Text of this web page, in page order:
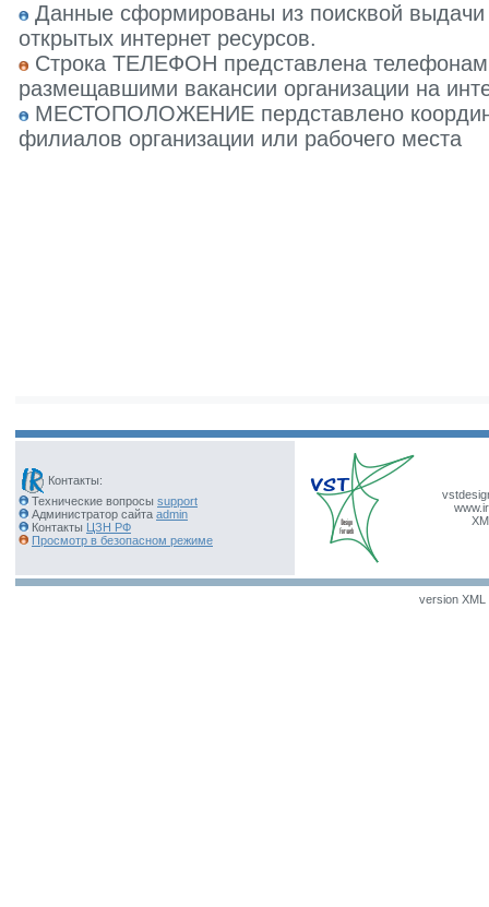
Данные сформированы из поисквой
открытых интернет ресурсов.
Строка ТЕЛЕФОН представлена
размещавшими вакансии организации на
МЕСТОПОЛОЖЕНИЕ пердставлено
филиалов организации или рабочего места
Контакты:
Технические вопросы support
Администратор сайта admin
Контакты ЦЗН РФ
Просмотр в безопасном режиме
version